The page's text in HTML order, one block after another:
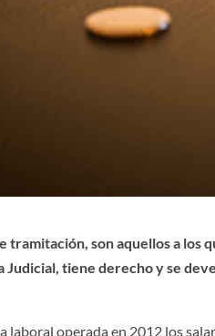
tramitación, son aquellos a
Judicial, tiene derecho y se
laboral operada en 2012 los